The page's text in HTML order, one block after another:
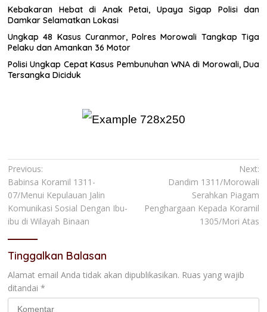
Kebakaran Hebat di Anak Petai, Upaya Sigap Polisi dan
Damkar Selamatkan Lokasi
Ungkap 48 Kasus Curanmor, Polres Morowali Tangkap Tiga
Pelaku dan Amankan 36 Motor
Polisi Ungkap Cepat Kasus Pembunuhan WNA di Morowali, Dua
Tersangka Diciduk
Navigasi
pos
Previous:
Babinsa Koramil 1311-
07/Menui Kepulauan Jalin
Komunikasi Sosial Dengan Ibu-
ibu di Wilayah Binaan
Next:
Dandim 1311/Morowali
Serahkan Piagam
Penghargaan Kepada Koramil
1305/Mori Atas
Tinggalkan Balasan
Alamat email Anda tidak akan dipublikasikan. Ruas yang wajib
ditandai *